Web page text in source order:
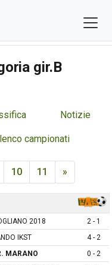
gir.B
Notizie
campionati
10 11 »
2018
2 - 1
IKST
4 - 2
MARANO
0 - 2